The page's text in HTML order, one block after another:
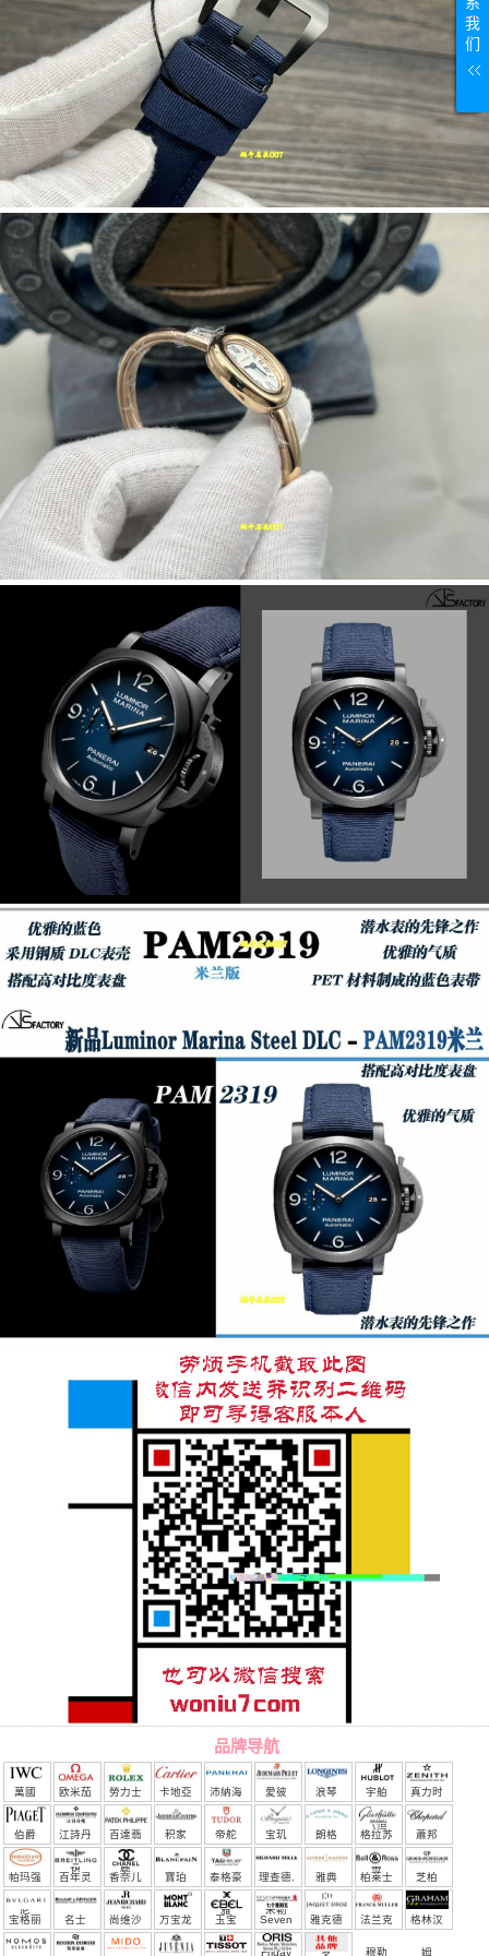
品牌导航
萬國 欧米茄 勞力士 卡地亞 沛納海 愛彼 浪琴 宇舶
（恒
宝）
真力时
伯爵 江詩丹
頓
百達翡
麗
积家 帝舵 宝玑 朗格 格拉苏
蒂
蕭邦
帕玛强
尼
百年灵 香奈儿 寶珀 泰格豪
雅
理查德.
米勒
雅典 柏莱士 芝柏
宝格丽 名士 尚维沙 万宝龙 玉宝 Seven
Friday
雅克德
罗
法兰克
穆勒
格林汉
姆
我
们